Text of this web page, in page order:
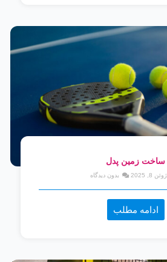
ساخت زمین پدل
ژوئن 8, 2025 بدون دیدگاه
ادامه مطلب